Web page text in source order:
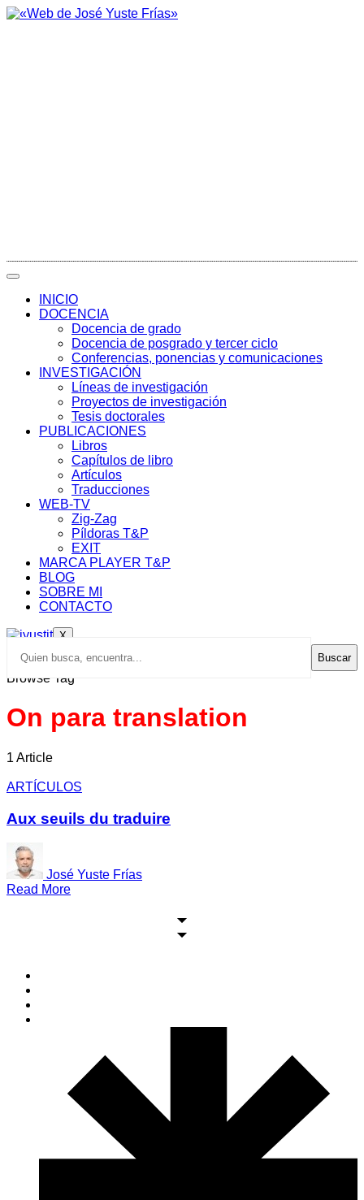
INICIO
DOCENCIA
Docencia de grado
Docencia de posgrado y tercer ciclo
Conferencias, ponencias y comunicaciones
INVESTIGACIÓN
Líneas de investigación
Proyectos de investigación
Tesis doctorales
PUBLICACIONES
Libros
Capítulos de libro
Artículos
Traducciones
WEB-TV
Zig-Zag
Píldoras T&P
EXIT
MARCA PLAYER T&P
BLOG
SOBRE MI
CONTACTO
X
Buscar
Browse Tag
On para translation
1 Article
ARTÍCULOS
Aux seuils du traduire
José Yuste Frías
Read More